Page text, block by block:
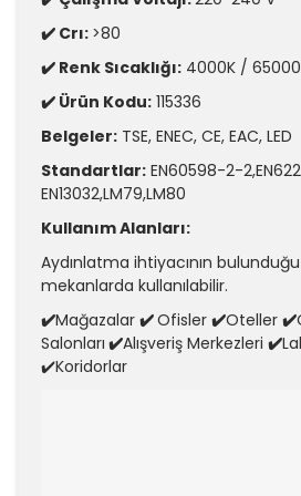
✔️ Crı: >80
✔️ Renk Sıcaklığı: 4000K /
✔️ Ürün Kodu: 115336
Belgeler: TSE, ENEC, CE, EAC, LED
Standartlar: EN60598-2-
EN13032,LM79,LM80
Kullanım Alanları:
Aydınlatma ihtiyacının
mekanlarda kullanılabilir.
✔️Mağazalar ✔️Ofisler ✔️Oteller ✔️
Salonları ✔️Alışveriş Merkezleri ✔️
✔️Koridorlar